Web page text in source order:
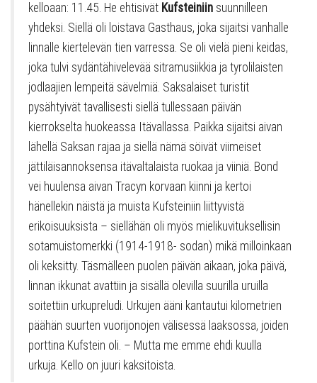
kelloaan: 11.45. He ehtisivät Kufsteiniin suunnilleen
yhdeksi. Siellä oli loistava Gasthaus, joka sijaitsi vanhalle
linnalle kiertelevän tien varressa. Se oli vielä pieni keidas,
joka tulvi sydäntähivelevää sitramusiikkia ja tyrolilaisten
jodlaajien lempeitä sävelmiä. Saksalaiset turistit
pysähtyivät tavallisesti siellä tullessaan päivän
kierrokselta huokeassa Itävallassa. Paikka sijaitsi aivan
lähellä Saksan rajaa ja siellä nämä söivät viimeiset
jättiläisannoksensa itävaltalaista ruokaa ja viiniä. Bond
vei huulensa aivan Tracyn korvaan kiinni ja kertoi
hänellekin näistä ja muista Kufsteiniin liittyvistä
erikoisuuksista – siellähän oli myös mielikuvituksellisin
sotamuistomerkki (1914-1918- sodan) mikä milloinkaan
oli keksitty. Täsmälleen puolen päivän aikaan, joka päivä,
linnan ikkunat avattiin ja sisällä olevilla suurilla uruilla
soitettiin urkupreludi. Urkujen ääni kantautui kilometrien
päähän suurten vuorijonojen välisessä laaksossa, joiden
porttina Kufstein oli. – Mutta me emme ehdi kuulla
urkuja. Kello on juuri kaksitoista.